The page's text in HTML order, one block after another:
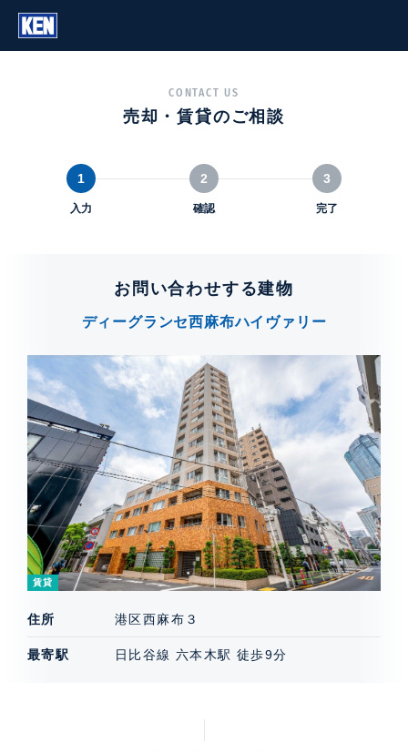
CONTACT US
売却・賃貸のご相談
1
入力
2
確認
3
完了
お問い合わせする建物
ディーグランセ西麻布ハイヴァリー
賃貸
住所 港区西麻布３
最寄駅 日比谷線 六本木駅 徒歩9分